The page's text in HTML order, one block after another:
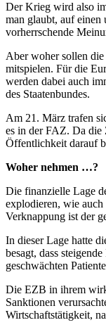
Der Krieg wird also
man glaubt, auf
vorherrschende
Aber woher sollen
mitspielen. Für die
werden dabei auch
des Staatenbundes.
Am 21. März trafen
es in der FAZ. Da die
Öffentlichkeit darauf
Woher nehmen …?
Die finanzielle Lage
explodieren, wie auch
Verknappung ist der
In dieser Lage hatte
besagt, dass
geschwächten
Die EZB in ihrem
Sanktionen
Wirtschaftstätigkeit,